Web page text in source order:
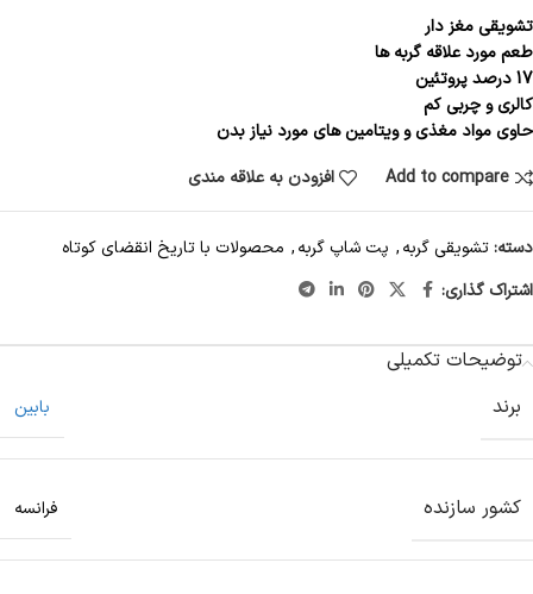
تشویقی مغز دار
طعم مورد علاقه گربه ها
17 درصد پروتئین
کالری و چربی کم
حاوی مواد مغذی و ویتامین های مورد نیاز بدن
Add to compare
افزودن به علاقه مندی
دسته:تشویقی گربه, پت شاپ گربه, محصولات با تاریخ انقضای کوتاه
اشتراک گذاری:
توضیحات تکمیلی
برند
بابین
کشور سازنده فرانسه